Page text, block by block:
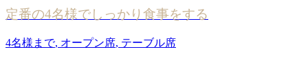
定番の4名様でしっかり食事をする
4名様まで, オープン席, テーブル席